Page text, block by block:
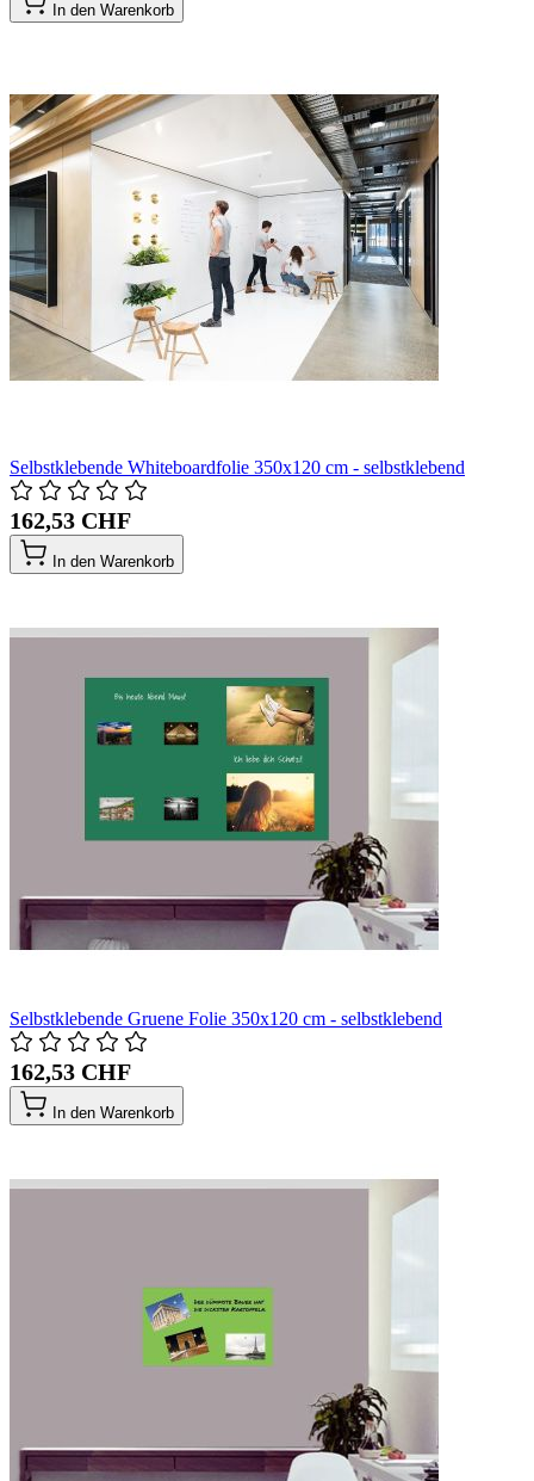
In den Warenkorb
Selbstklebende Whiteboardfolie 350x120 cm - selbstklebend
162,53 CHF
In den Warenkorb
Selbstklebende Gruene Folie 350x120 cm - selbstklebend
162,53 CHF
In den Warenkorb